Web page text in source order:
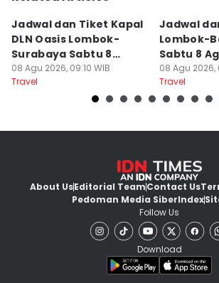
Jadwal dan Tiket Kapal
DLN Oasis Lombok-
Surabaya Sabtu 8
Agustus 2026
08 Agu 2026, 09:10 WIB
Travel
Jadwal
Lombok-
Sabtu 8
08 Agu 2026,
Travel
About UsEditorial TeamContact Us
Pedoman Media SiberIndex
Follow Us
Download